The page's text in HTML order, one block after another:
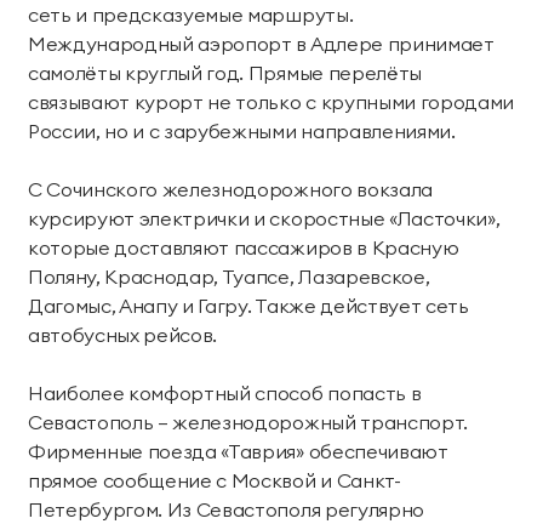
сеть и предсказуемые маршруты.
Международный аэропорт в Адлере принимает
самолёты круглый год. Прямые перелёты
связывают курорт не только с крупными городами
России, но и с зарубежными направлениями.
С Сочинского железнодорожного вокзала
курсируют электрички и скоростные «Ласточки»,
которые доставляют пассажиров в Красную
Поляну, Краснодар, Туапсе, Лазаревское,
Дагомыс, Анапу и Гагру. Также действует сеть
автобусных рейсов.
Наиболее комфортный способ попасть в
Севастополь — железнодорожный транспорт.
Фирменные поезда «Таврия» обеспечивают
прямое сообщение с Москвой и Санкт-
Петербургом. Из Севастополя регулярно